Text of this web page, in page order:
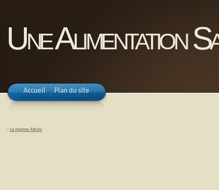
Une Alimentation
Accueil Plan du site
« Le régime Atkins